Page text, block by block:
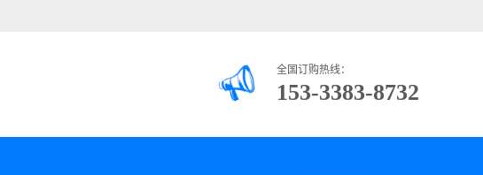
全国订购热线：
153-3383-8732